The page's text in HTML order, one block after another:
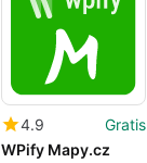
4.9
Gratis
WPify Mapy.cz